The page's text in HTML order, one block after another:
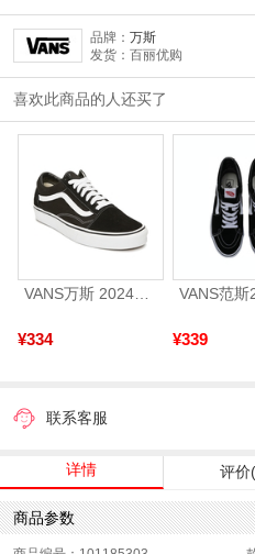
品牌： 万斯
发货：百丽优购
喜欢此商品的人还买了
VANS万斯 2024年新款中性OldSkool帆布鞋/硫化鞋VN000D3HY28（延续款）
¥334 ¥339
联系客服
详情 评价
商品参数